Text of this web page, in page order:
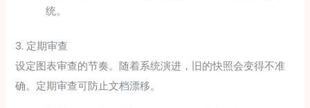
统。
3. 定期审查
设定图表审查的节奏。随着系统演进，旧的快照会变得不准
确。定期审查可防止文档漂移。